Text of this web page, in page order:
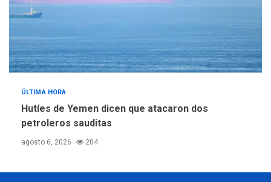
ÚLTIMA HORA
Hutíes de Yemen dicen que atacaron dos
petroleros sauditas
agosto 6, 2026 204